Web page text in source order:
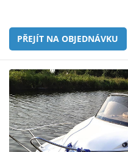
PŘEJÍT NA OBJEDNÁVKU